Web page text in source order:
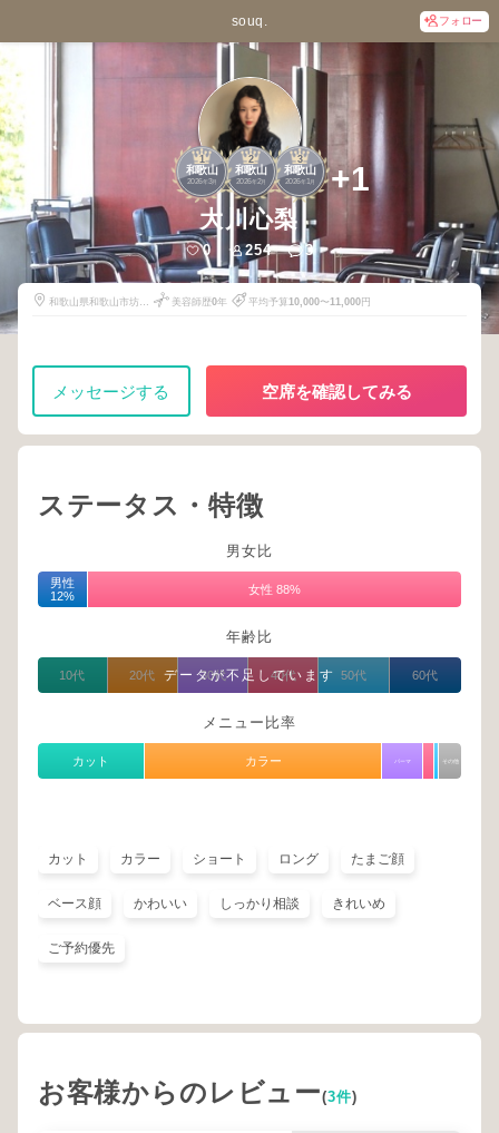
souq. フォロー
1
和歌山
2026年3月
2
和歌山
2026年2月
3
和歌山
2026年 1 月 +1
大川心梨
0 254 3
和歌山県和歌山市坊主
美容師歴0年 平均予算10,000〜11,000円
メッセージする 空席を確認してみる
ステータス・特徴
男女比
男性
12%
女性 88%
年齢比
データが不足しています
10代 20代 30代 40代 50代 60代
メニュー比率
カット カラー パーマ その他
カット カラー ショート ロング たまご顔
ベース顔 かわいい しっかり相談 きれいめ
ご予約優先
お客様からのレビュー(3件)